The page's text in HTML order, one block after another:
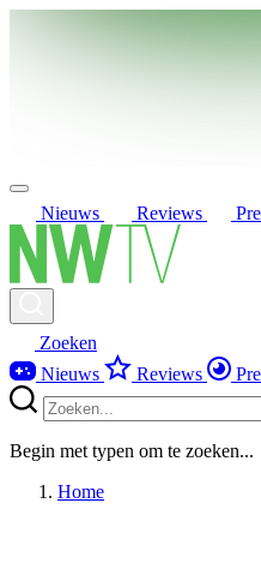
Nieuws Reviews
Zoeken
Nieuws
Reviews
Begin met typen om te zoeken...
Home